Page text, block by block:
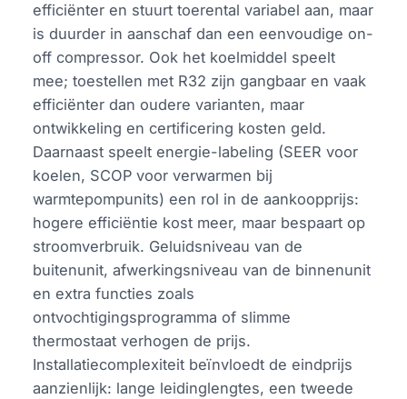
efficiënter en stuurt toerental variabel aan, maar
is duurder in aanschaf dan een eenvoudige on-
off compressor. Ook het koelmiddel speelt
mee; toestellen met R32 zijn gangbaar en vaak
efficiënter dan oudere varianten, maar
ontwikkeling en certificering kosten geld.
Daarnaast speelt energie-labeling (SEER voor
koelen, SCOP voor verwarmen bij
warmtepompunits) een rol in de aankoopprijs:
hogere efficiëntie kost meer, maar bespaart op
stroomverbruik. Geluidsniveau van de
buitenunit, afwerkingsniveau van de binnenunit
en extra functies zoals
ontvochtigingsprogramma of slimme
thermostaat verhogen de prijs.
Installatiecomplexiteit beïnvloedt de eindprijs
aanzienlijk: lange leidinglengtes, een tweede